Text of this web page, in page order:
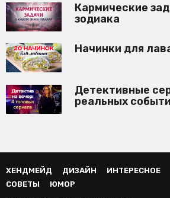
Кармические
зодиака
Начинки для
Детективные
реальных
ХЕНДМЕЙД ДИЗАЙН ИНТЕРЕСНОЕ
СОВЕТЫ
ЮМОР